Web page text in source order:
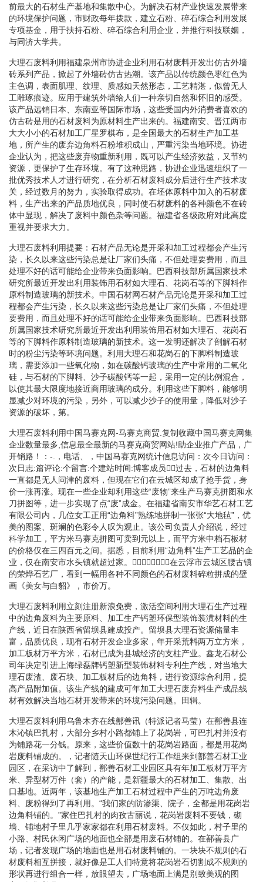
前最大的石材生产基地和集散中心。为解决石材产业快速发展带来
的环境保护问题，市财政每年拨款，建立石粉、碎石综合利用发展
专项基金，用于扶持石粉、碎石综合利用企业，并推行科技联姻，
与同济大学共。
大理石废料利用福建泉州市协进企业利用石材废料开发出仿古外墙
砖系列产品，掀起了外墙砖仿古热潮。该产品以传统颜色枣红色为
主色调，表面肌理、纹理、质感如天然形态，工艺精湛，似曾无人
工雕琢痕迹。应用于建筑外墙给人们一种亲切自然和怀旧的感受。
该产品远销日本、东南亚等国际市场，这些受国内外消费者喜欢的
仿古砖是用的石材废料为原材料生产出来的。福建南安、晋江两市
大大小小的石材加工厂星罗棋布，是全国最大的石材生产加工基
地，所产生的废弃边角料石粉堆积成山，严重污染当地环境。协进
企业认为，把这些废弃物重新利用，既可以产生经济效益，又节约
资源，更保护了生存环境。有了这种思路，协进企业迅速组织了一
批优秀技术人才进行研究，在分析石材废料成分后进行生产技术攻
关，经过数月的努力，实验取得成功。在坯体原料中加入的石材废
料，生产出来的产品质地优良，同时使石材废料的各种颜色不在砖
体中显现，解决了废料中颜色杂等问题。福建省各级政府对此高度
重视并要求大力。
大理石废料利用提要：石材产品无论是开采和加工过程都会产生污
染，长久以来这些污染总是让厂家们头痛，不但处理要费用，而且
处理不好的话可能给企业带来负面影响。巴西科技部所属国家技术
研究所最近开发出利用装饰用石材如大理石、花岗石等的下脚料作
原料制造玻璃的新技术。中国石材网石材产品无论是开采和加工过
程都会产生污染，长久以来这些污染总是让厂家们头痛，不但处理
要费用，而且处理不好的话可能给企业带来负面影响。巴西科技部
所属国家技术研究所最近开发出利用装饰用石材如大理石、花岗石
等的下脚料作原料制造玻璃的新技术。这一发明还解决了剖解石材
时的粉尘污染等环境问题。利用大理石和花岗石的下脚料制造玻
璃，需要添加一些氧化物，如在碳酸钙玻璃的生产中常用的二氧化
硅，与石材的下脚料、沙子碳酸钙等一起，采用一定的比例混合，
以使其最大限度地接近商用玻璃的成分。利用这些下脚料，能够明
显减少对环境的污染，另外，可以减少沙子的使用量，降低对沙子
资源的破坏，第。
大理石废料利用中国马赛克网-马赛克商贸.复制收藏中国马赛克网集
企业数量最多,信息最全最新的马赛克商贸网站!助企业推广产品，广
开销路！：-.，电话、，中国马赛克网统计信息访问：次今日访问：
次日志:篇评论:个留言:个建站时间:博客成员过去，石材的边角料
一直都是无人问津的废料，但现在它们在云城区却成了抢手货，身
价一涨再涨。现在一些企业却利用这些“废物”来生产马赛克拼图和水
刀拼图等，进一步实现了点“废”成金。在福建省南安市华艺石材工艺
有限公司内，几位女工正用“边角料”熟练地拼制一张张“大地毡”，优
美的图案、斑斓的色彩令人叹为观止。该公司负责人介绍说，经过
科学加工，平方米马赛克拼图可卖到元以上，而平方米中档石板材
的价格仅在三四百元之间。据悉，目前利用“边角料”生产工艺品的企
业，仅在南安市水头镇就超过家。在云浮市云城区腰古镇
的荣烨石艺厂，看到一幅用各种不同颜色的石材废料碎粒拼成的壁
画《美女与白貂》，市价万。
大理石废料利用立刻注册新浪免费，激活空间利用大理石生产过程
中的边角废料为主要原料、加工生产钙塑环保型装饰装潢材料的生
产线，近日在陕西省留坝县建成投产。留坝县大理石资源储量丰
富，品质优良，现有石材开发企业多家，年开采荒料两万立方米，
加工板材万平方米，石材已成为县城经济的支柱产业。鑫龙石材公
司年决定引进上海绿磊牌钙塑新型装饰材料专利生产线，对当地大
理石废渣、废石块、加工板材后的边角料，进行资源综合利用，提
高产品附加值。该生产线的建成可年加工大理石废弃料生产成品线
材有效解决当地石材开发带来的环境污染问题。田辑。
大理石废料利用乌鲁木齐在线鄯善讯（特派记者马莹）在鄯善县连
木沁镇巴扎村，大部分乡村小路都铺上了花岗岩，可巴扎村并没有
为铺路花一分钱。原来，这些价值数十的花岗岩路面，都是用花岗
岩废料铺成的。，记者随天山环保世纪行工作组来到鄯善石材工业
园区，在采访中了解到，鄯善石材工业园区具有年加工板材万平方
米、异型材万件（套）的产能，是新疆最大的石材加工、集散、出
口基地。近两年，该基地生产加工石材过程中产生的万吨边角废
料、废粉得到了再利用。“我们家的防渗渠、院子，全都是用花岗岩
边角料铺的。”家住巴扎村的肉孜古丽说，花岗岩废料不要钱，砌
墙、铺地村子里几乎家家都在利用石材废料。不仅如此，村子里的
小路、村民休闲广场的地面也全部是用废石材铺的。在鄯善县广
场，记者发现广场的地面也是用石材废料铺的。一块块不规则的石
材废料相互拼接，就好像是工人们特意将花岗岩石切割成不规则的
形状再进行组合一样，放眼望去，广场地面上满是别致美观的图